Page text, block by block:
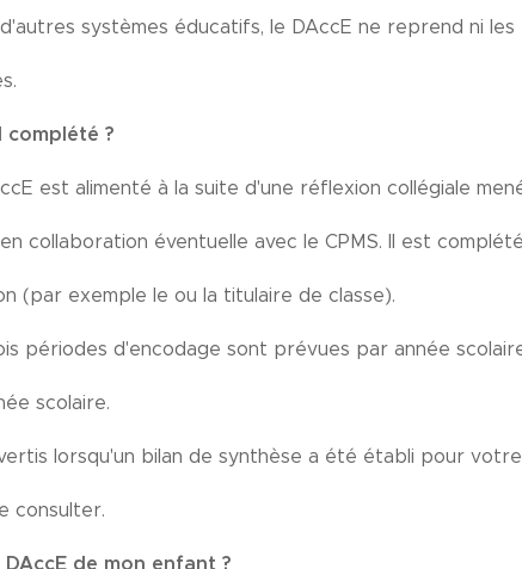
systèmes éducatifs, le DAccE ne reprend ni
complété ?
est alimenté à la suite d'une réflexion collégiale
collaboration éventuelle avec le CPMS. Il est
(par exemple le ou la titulaire de classe).
périodes d'encodage sont prévues par année
scolaire.
lorsqu'un bilan de synthèse a été établi pour
consulter.
de mon enfant ?